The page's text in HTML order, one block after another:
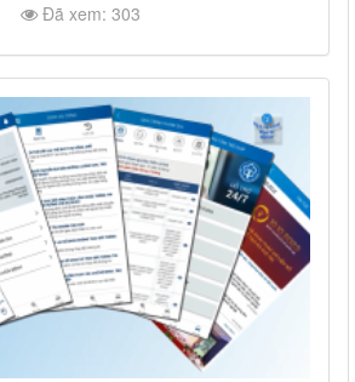
Đã xem: 303